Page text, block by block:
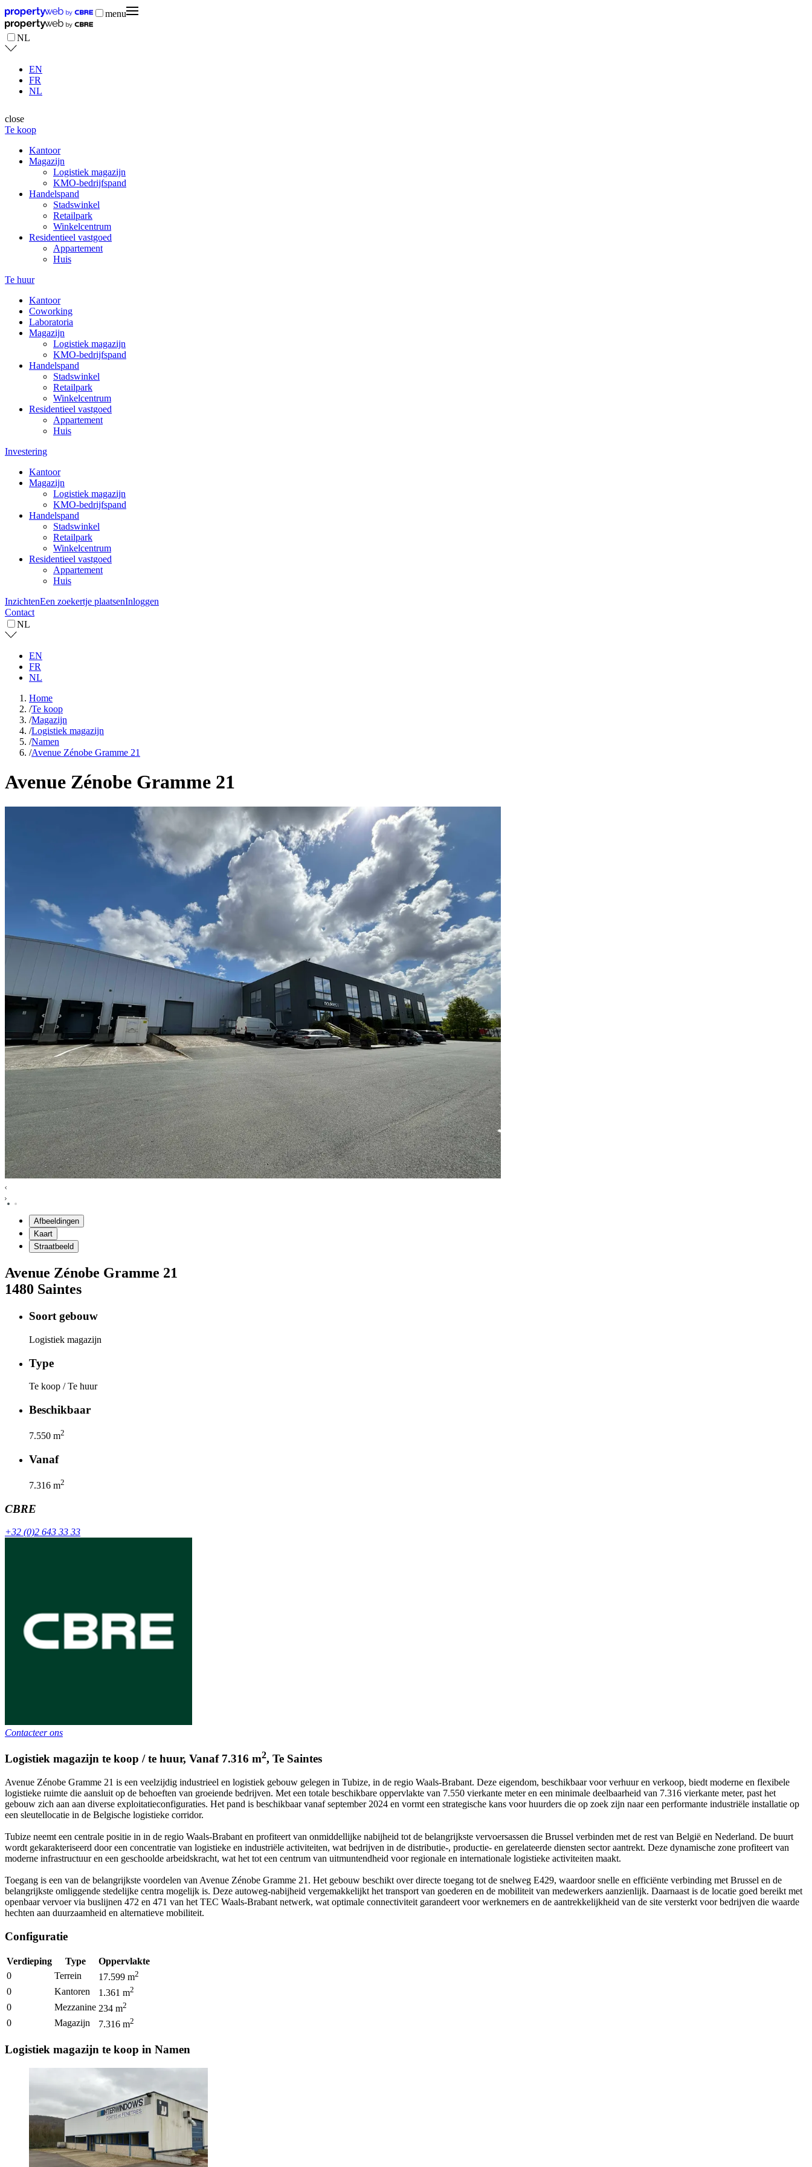
menu
NL
EN
FR
NL
close
Te koop
Kantoor
Magazijn
Logistiek magazijn
KMO-bedrijfspand
Handelspand
Stadswinkel
Retailpark
Winkelcentrum
Residentieel vastgoed
Appartement
Huis
Te huur
Kantoor
Coworking
Laboratoria
Magazijn
Logistiek magazijn
KMO-bedrijfspand
Handelspand
Stadswinkel
Retailpark
Winkelcentrum
Residentieel vastgoed
Appartement
Huis
Investering
Kantoor
Magazijn
Logistiek magazijn
KMO-bedrijfspand
Handelspand
Stadswinkel
Retailpark
Winkelcentrum
Residentieel vastgoed
Appartement
Huis
InzichtenEen zoekertje plaatsenInloggen
Contact
NL
EN
FR
NL
Home
/Te koop
/Magazijn
/Logistiek magazijn
/Namen
/Avenue Zénobe Gramme 21
Avenue Zénobe Gramme 21
Afbeeldingen
Kaart
Straatbeeld
Avenue Zénobe Gramme 21
1480 Saintes
Soort gebouw
Logistiek magazijn
Type
Te koop / Te huur
Beschikbaar
7.550 m2
Vanaf
7.316 m2
CBRE
+32 (0)2 643 33 33
Contacteer ons
Logistiek magazijn te koop / te huur, Vanaf 7.316 m2, Te Saintes
Avenue Zénobe Gramme 21 is een veelzijdig industrieel en logistiek gebouw gelegen in Tubize, in de regio Waals-Brabant. Deze eigendom, beschikbaar voor verhuur en verkoop, biedt moderne en flexibele
logistieke ruimte die aansluit op de behoeften van groeiende bedrijven. Met een totale beschikbare oppervlakte van 7.550 vierkante meter en een minimale deelbaarheid van 7.316 vierkante meter, past het
gebouw zich aan aan diverse exploitatieconfiguraties. Het pand is beschikbaar vanaf september 2024 en vormt een strategische kans voor huurders die op zoek zijn naar een performante industriële installatie op
een sleutellocatie in de Belgische logistieke corridor.
Tubize neemt een centrale positie in in de regio Waals-Brabant en profiteert van onmiddellijke nabijheid tot de belangrijkste vervoersassen die Brussel verbinden met de rest van België en Nederland. De buurt
wordt gekarakteriseerd door een concentratie van logistieke en industriële activiteiten, wat bedrijven in de distributie-, productie- en gerelateerde diensten sector aantrekt. Deze dynamische zone profiteert van
moderne infrastructuur en een geschoolde arbeidskracht, wat het tot een centrum van uitmuntendheid voor regionale en internationale logistieke activiteiten maakt.
Toegang is een van de belangrijkste voordelen van Avenue Zénobe Gramme 21. Het gebouw beschikt over directe toegang tot de snelweg E429, waardoor snelle en efficiënte verbinding met Brussel en de
belangrijkste omliggende stedelijke centra mogelijk is. Deze autoweg-nabijheid vergemakkelijkt het transport van goederen en de mobiliteit van medewerkers aanzienlijk. Daarnaast is de locatie goed bereikt met
openbaar vervoer via buslijnen 472 en 471 van het TEC Waals-Brabant netwerk, wat optimale connectiviteit garandeert voor werknemers en de aantrekkelijkheid van de site versterkt voor bedrijven die waarde
hechten aan duurzaamheid en alternatieve mobiliteit.
Configuratie
Verdieping Type
Oppervlakte
0
Terrein 17.599 m2
0 Kantoren 1.361 m2
0 Mezzanine 234 m2
0 Magazijn 7.316 m2
Logistiek magazijn te koop in Namen